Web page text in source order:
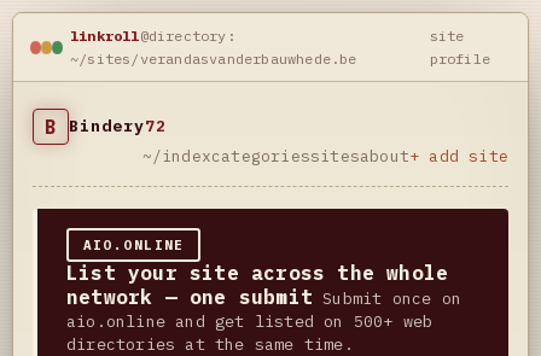
linkroll@directory:
~/sites/verandasvanderbauwhede.be
site
profile
B Bindery72
~/indexcategoriessitesabout+ add site
AIO.ONLINE
List your site across the whole
network — one submit Submit once on
aio.online and get listed on 500+ web
directories at the same time.